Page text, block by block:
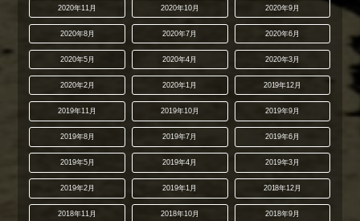
2020年11月 2020年10月 2020年9月
2020年8月 2020年7月 2020年6月
2020年5月 2020年4月 2020年3月
2020年2月 2020年1月 2019年12月
2019年11月 2019年10月 2019年9月
2019年8月 2019年7月 2019年6月
2019年5月 2019年4月 2019年3月
2019年2月 2019年1月 2018年12月
2018年11月 2018年10月 2018年9月